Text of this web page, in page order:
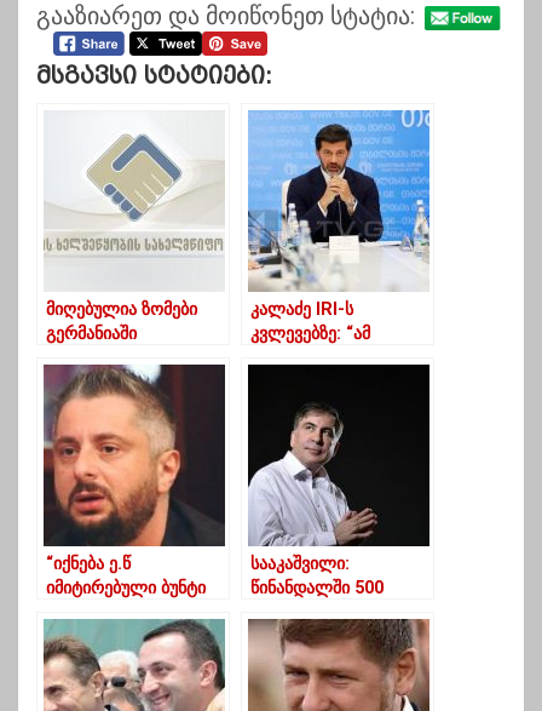
გააზიარეთ და მოიწონეთ სტატია:
Მსგავსი Სტატიები:
მიღებულია ზომები
გერმანიაში
ქართველების
პირობების
გაუმჯობესებისთვის
კალაძე IRI-ს
კვლევებზე: “ამ
განწყობილი”
“იქნება ე.წ
იმიტირებული ბუნტი
დასრულდება
სააკაშვილის
ლიკვიდაციით” – რა
სააკაშვილი:
წინანდალში 500
შეიძლება და კლუბები
არა